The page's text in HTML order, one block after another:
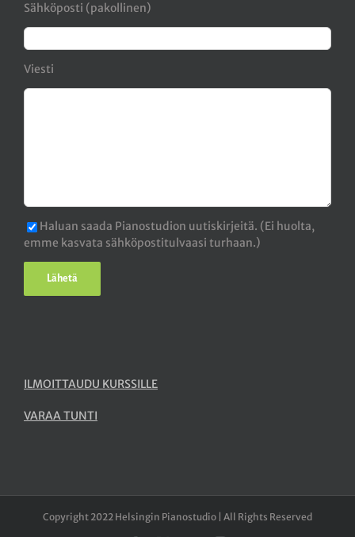
Sähköposti (pakollinen)
Viesti
Haluan saada Pianostudion uutiskirjeitä. (Ei huolta,
emme kasvata sähköpostitulvaasi turhaan.)
ILMOITTAUDU KURSSILLE
VARAA TUNTI
Copyright 2022 Helsingin Pianostudio | All Rights Reserved